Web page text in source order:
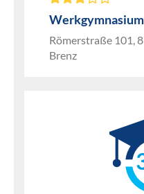
Werkgymnasium
Römerstraße 101,
Brenz